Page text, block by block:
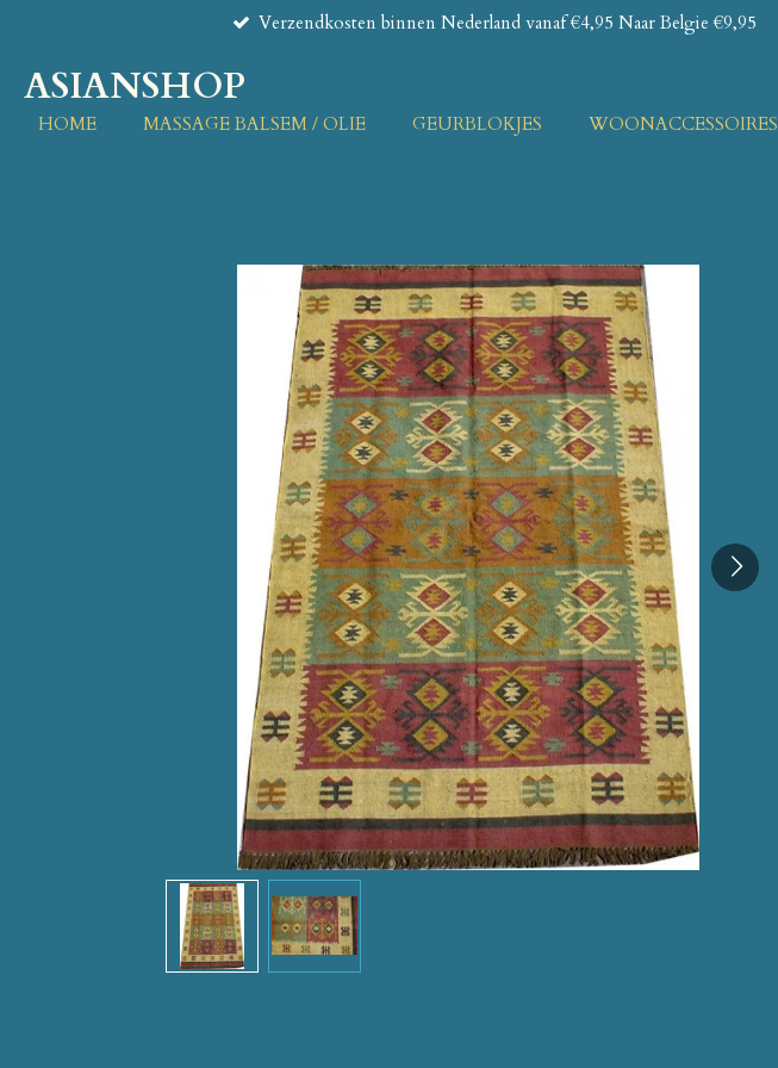
naar
de
hoofdinhoud
Verzendkosten binnen Nederland vanaf €4,95 Naar Belgie €9,95
ASIANSHOP
HOME MASSAGE BALSEM / OLIE GEURBLOKJES WOONACCESSOIRES